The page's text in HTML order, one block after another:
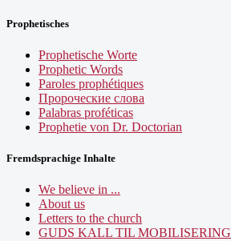
Prophetisches
Prophetische Worte
Prophetic Words
Paroles prophétiques
Пророческие слова
Palabras proféticas
Prophetie von Dr. Doctorian
Fremdsprachige Inhalte
We believe in ...
About us
Letters to the church
GUDS KALL TIL MOBILISERING